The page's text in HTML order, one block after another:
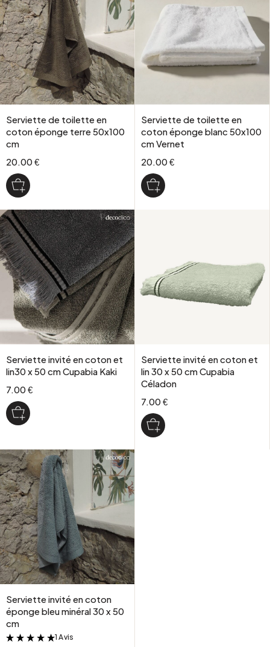
Serviette de toilette en
coton éponge terre 50x100
cm
20.00 €
Serviette de toilette en
coton éponge blanc 50x100
cm Vernet
20.00 €
Serviette invité en coton et
lin30 x 50 cm Cupabia Kaki
7.00 €
Serviette invité en coton et
lin 30 x 50 cm Cupabia
Céladon
7.00 €
Serviette invité en coton
éponge bleu minéral 30 x 50
cm
&
1 Avis